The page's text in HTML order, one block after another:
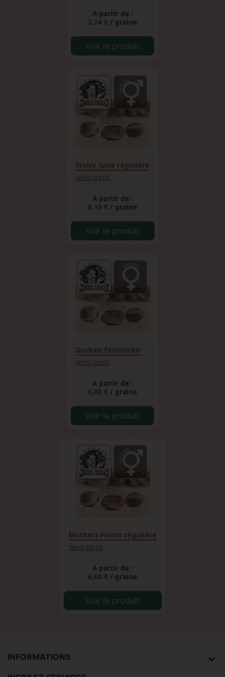
A partir de :
3,24 € / graine
Voir le produit
Fruity Juice régulière
SENSI SEEDS
A partir de :
8,10 € / graine
Voir le produit
Durban féminisée
SENSI SEEDS
A partir de :
6,00 € / graine
Voir le produit
Mothers Finest régulière
SENSI SEEDS
A partir de :
6,60 € / graine
Voir le produit
INFORMATIONS